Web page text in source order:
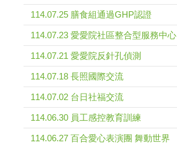
114.07.25 膳食組通過GHP認證
114.07.23 愛愛院社區整合型服務中心
114.07.21 愛愛院反針孔偵測
114.07.18 長照國際交流
114.07.02 台日社福交流
114.06.30 員工感控教育訓練
114.06.27 百合愛心表演團 舞動世界